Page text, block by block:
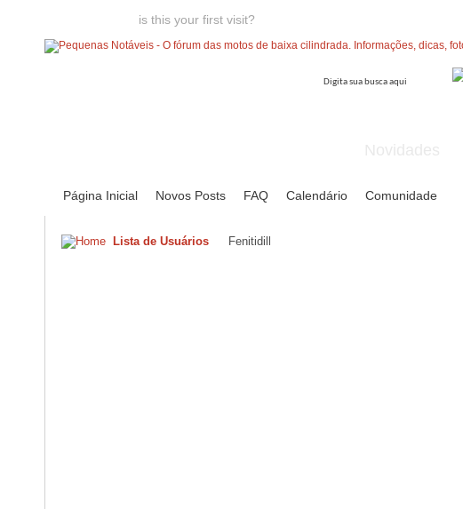
is this your first visit?
Página Inicial Novos Posts FAQ Calendário Comunidade
Lista de Usuários Fenitidill